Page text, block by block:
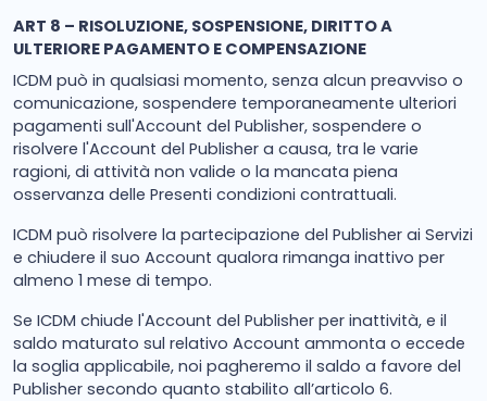
ART 8 – RISOLUZIONE, SOSPENSIONE, DIRITTO A
ULTERIORE PAGAMENTO E COMPENSAZIONE
ICDM può in qualsiasi momento, senza alcun preavviso o
comunicazione, sospendere temporaneamente ulteriori
pagamenti sull'Account del Publisher, sospendere o
risolvere l'Account del Publisher a causa, tra le varie
ragioni, di attività non valide o la mancata piena
osservanza delle Presenti condizioni contrattuali.
ICDM può risolvere la partecipazione del Publisher ai Servizi
e chiudere il suo Account qualora rimanga inattivo per
almeno 1 mese di tempo.
Se ICDM chiude l'Account del Publisher per inattività, e il
saldo maturato sul relativo Account ammonta o eccede
la soglia applicabile, noi pagheremo il saldo a favore del
Publisher secondo quanto stabilito all’articolo 6.